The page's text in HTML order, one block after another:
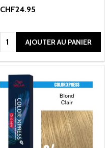
CHF24.95
Quantité:AJOUTER AU PANIER